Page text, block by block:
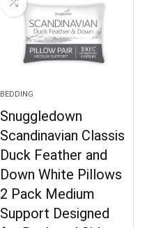
BEDDING
Snuggledown
Scandinavian Classis
Duck Feather and
Down White Pillows
2 Pack Medium
Support Designed